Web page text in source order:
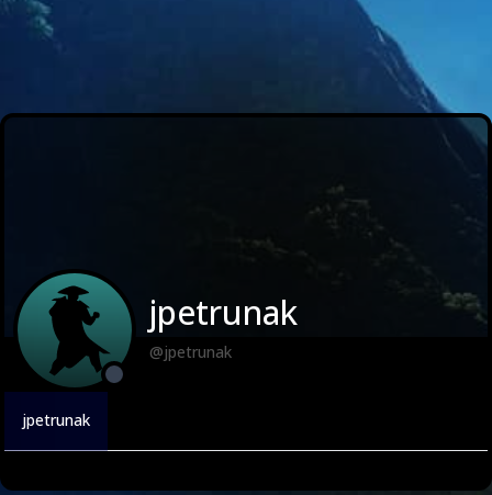
jpetrunak
@jpetrunak
jpetrunak